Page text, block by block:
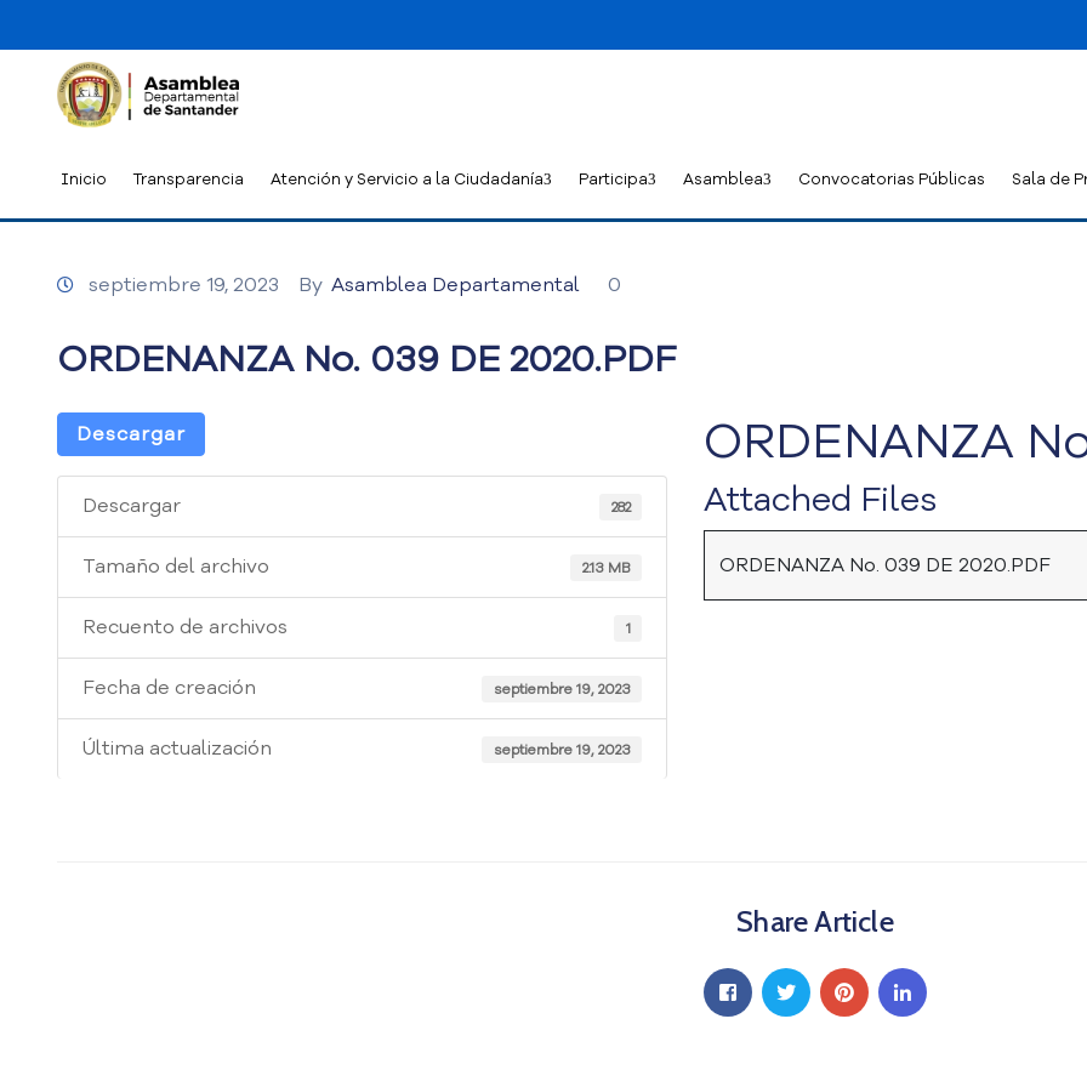
Inicio Transparencia Atención y Servicio a la Ciudadanía Participa Asamblea Convocatorias Públicas Sala de
septiembre 19, 2023 By Asamblea Departamental 0
ORDENANZA No. 039 DE 2020.PDF
Descargar
Descargar 282
Tamaño del archivo 2.13 MB
Recuento de archivos 1
Fecha de creación septiembre 19, 2023
Última actualización septiembre 19, 2023
ORDENANZA
Attached Files
ORDENANZA No. 039 DE 2020.PDF
Share Article